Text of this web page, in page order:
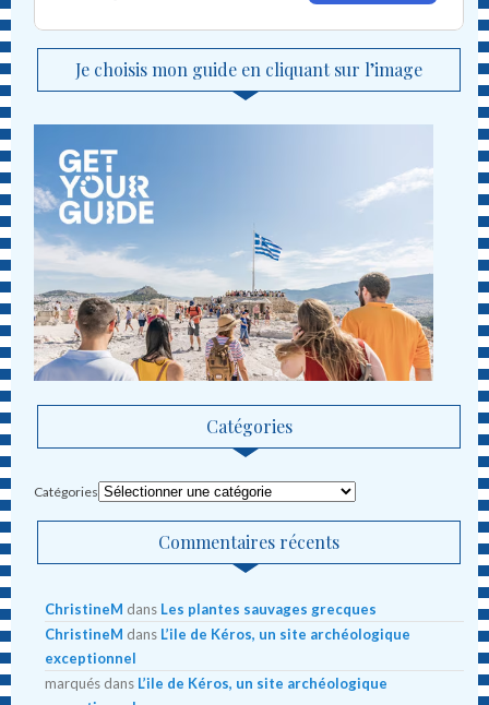
Je choisis mon guide en cliquant sur l’image
Catégories
Catégories
Commentaires récents
ChristineM dans Les plantes sauvages grecques
ChristineM dans L’ile de Kéros, un site archéologique
exceptionnel
marqués dans L’ile de Kéros, un site archéologique